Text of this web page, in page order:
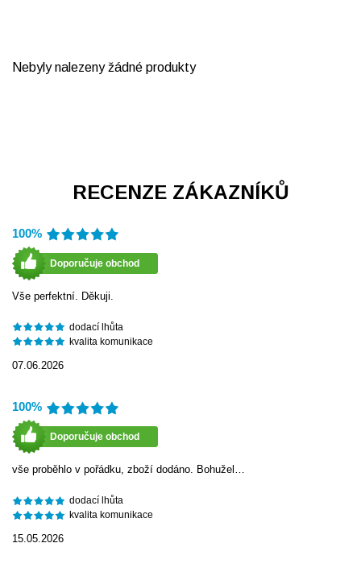
Nebyly nalezeny žádné produkty
RECENZE ZÁKAZNÍKŮ
100%
Doporučuje obchod
Vše perfektní. Děkuji.
dodací lhůta
kvalita komunikace
07.06.2026
100%
Doporučuje obchod
vše proběhlo v pořádku, zboží dodáno. Bohužel…
dodací lhůta
kvalita komunikace
15.05.2026